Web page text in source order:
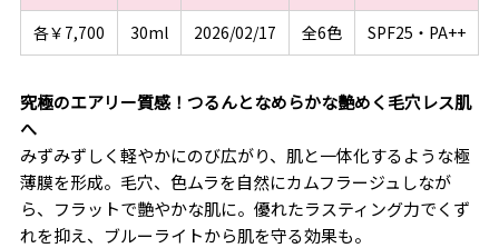
各￥7,700
30ml 2026/02/17 全6色 SPF25・PA++
究極のエアリー質感！つるんとなめらかな艶めく毛穴レス肌
へ
みずみずしく軽やかにのび広がり、肌と一体化するような極
薄膜を形成。毛穴、色ムラを自然にカムフラージュしなが
ら、フラットで艶やかな肌に。優れたラスティング力でくず
れを抑え、ブルーライトから肌を守る効果も。